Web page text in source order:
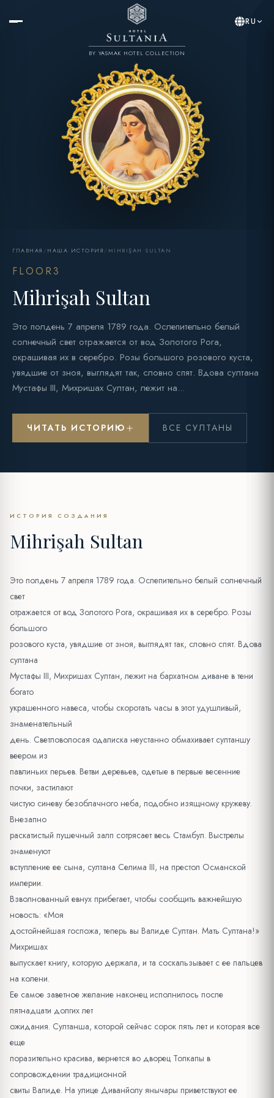
BY YASMAK HOTEL COLLECTION
RU
ГЛАВНАЯ / НАША ИСТОРИЯ / MIHRIŞAH SULTAN
FLOOR3
Mihrişah Sultan
Это полдень 7 апреля 1789 года. Ослепительно белый
солнечный свет отражается от вод Золотого Рога,
окрашивая их в серебро. Розы большого розового куста,
увядшие от зноя, выглядят так, словно спят. Вдова султана
Мустафы III, Михришах Султан, лежит на...
ЧИТАТЬ ИСТОРИЮ ВСЕ СУЛТАНЫ
ИСТОРИЯ СОЗДАНИЯ
Mihrişah Sultan
Это полдень 7 апреля 1789 года. Ослепительно белый солнечный
свет
отражается от вод Золотого Рога, окрашивая их в серебро. Розы
большого
розового куста, увядшие от зноя, выглядят так, словно спят. Вдова
султана
Мустафы III, Михришах Султан, лежит на бархатном диване в тени
богато
украшенного навеса, чтобы скоротать часы в этот удушливый,
знаменательный
день. Светловолосая одалиска неустанно обмахивает султаншу
веером из
павлиньих перьев. Ветви деревьев, одетые в первые весенние
почки, застилают
чистую синеву безоблачного неба, подобно изящному кружеву.
Внезапно
раскатистый пушечный залп сотрясает весь Стамбул. Выстрелы
знаменуют
вступление ее сына, султана Селима III, на престол Османской
империи.
Взволнованный евнух прибегает, чтобы сообщить важнейшую
новость: «Моя
достойнейшая госпожа, теперь вы Валиде Султан. Мать Султана!»
Михришах
выпускает книгу, которую держала, и та соскальзывает с ее пальцев
на колени.
Ее самое заветное желание наконец исполнилось после
пятнадцати долгих лет
ожидания. Султанша, которой сейчас сорок пять лет и которая все
еще
поразительно красива, вернется во дворец Топкапы в
сопровождении традиционной
свиты Валиде. На улице Диванйолу янычары приветствуют ее